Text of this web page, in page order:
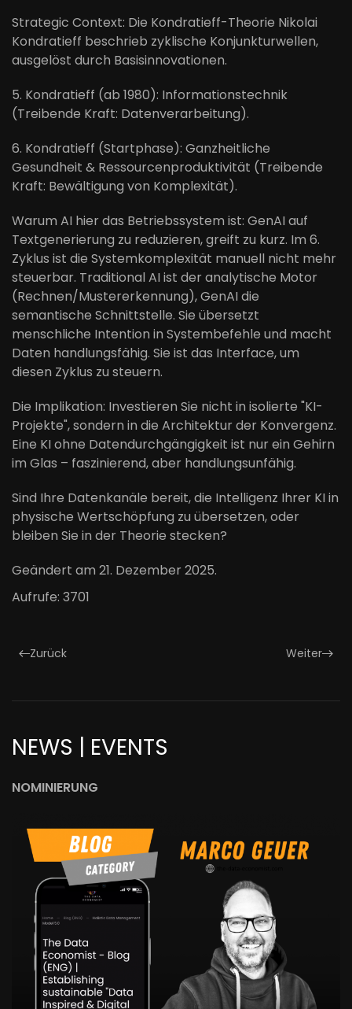
Strategic Context: Die Kondratieff-Theorie Nikolai
Kondratieff beschrieb zyklische Konjunkturwellen,
ausgelöst durch Basisinnovationen.
5. Kondratieff (ab 1980): Informationstechnik
(Treibende Kraft: Datenverarbeitung).
6. Kondratieff (Startphase): Ganzheitliche
Gesundheit & Ressourcenproduktivität (Treibende
Kraft: Bewältigung von Komplexität).
Warum AI hier das Betriebssystem ist: GenAI auf
Textgenerierung zu reduzieren, greift zu kurz. Im 6.
Zyklus ist die Systemkomplexität manuell nicht mehr
steuerbar. Traditional AI ist der analytische Motor
(Rechnen/Mustererkennung), GenAI die
semantische Schnittstelle. Sie übersetzt
menschliche Intention in Systembefehle und macht
Daten handlungsfähig. Sie ist das Interface, um
diesen Zyklus zu steuern.
Die Implikation: Investieren Sie nicht in isolierte "KI-
Projekte", sondern in die Architektur der Konvergenz.
Eine KI ohne Datendurchgängigkeit ist nur ein Gehirn
im Glas – faszinierend, aber handlungsunfähig.
Sind Ihre Datenkanäle bereit, die Intelligenz Ihrer KI in
physische Wertschöpfung zu übersetzen, oder
bleiben Sie in der Theorie stecken?
Geändert am 21. Dezember 2025.
Aufrufe: 3701
Zurück Weiter
NEWS | EVENTS
NOMINIERUNG